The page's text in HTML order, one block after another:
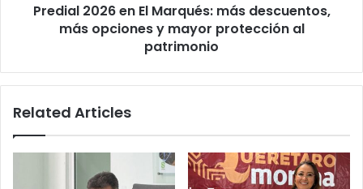
patrimonio
Predial 2026 en El Marqués: más descuentos,
más opciones y mayor protección al
patrimonio
Related Articles